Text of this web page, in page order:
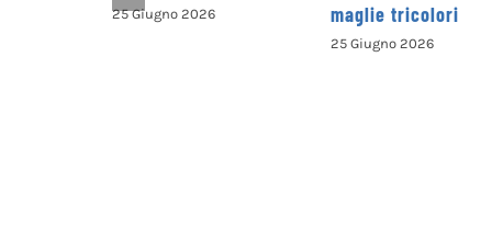
maglie tricolori
presenta il nuovo
opuscolo dedicato